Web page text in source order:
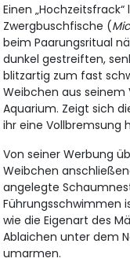
Einen
Zwergbuschfische (
beim Paarungsritual
dunkel gestreiften,
blitzartig zum fast
Weibchen aus
Aquarium. Zeigt sich
ihr eine Vollbremsung
Von seiner Werbung
Weibchen
angelegte
Führungsschwimmen
wie die Eigenart des
Ablaichen unter dem
umarmen.